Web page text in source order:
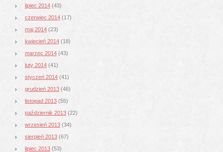
lipiec 2014 (43)
czerwiec 2014 (17)
maj 2014 (23)
kwiecień 2014 (18)
marzec 2014 (43)
luty 2014 (41)
styczeń 2014 (41)
grudzień 2013 (46)
listopad 2013 (55)
październik 2013 (22)
wrzesień 2013 (34)
sierpień 2013 (67)
lipiec 2013 (53)